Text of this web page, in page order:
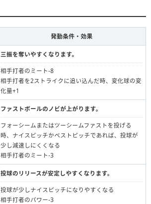
発動条件・効果
三振を奪いやすくなります。
相手打者のミート-8
相手打者を2ストライクに追い込んだ時、変化球の変
化量+1
ファストボールのノビが上がります。
フォーシームまたはツーシームファストを投げる
時、ナイスピッチかベストピッチであれば、投球が
少し減速しにくくなる
相手打者のミート-3
投球のリリースが安定しやすくなります。
投球が少しナイスピッチになりやすくなる
相手打者のパワー-3